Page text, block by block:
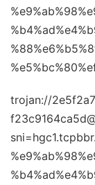
trojan://